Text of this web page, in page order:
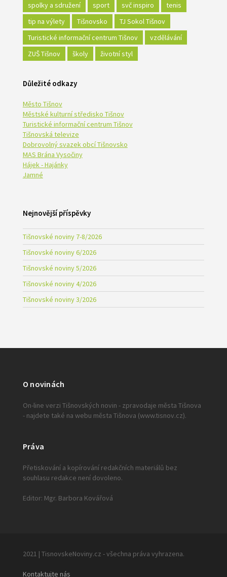
spolky a sdružení
sport svč inspiro
tenis
tip na výlety
Tišnovsko
TJ Sokol Tišnov
Turistické informační centrum Tišnov
vzdělávání
ZUŠ Tišnov
školy životní styl
Důležité odkazy
Město Tišnov
Městské kulturní středisko Tišnov
Turistické informační centrum Tišnov
Tišnovská televize
Dobrovolný svazek obcí Tišnovsko
MAS Brána Vysočiny
Hájek - Hajánky
Jamné
Nejnovější příspěvky
Tišnovské noviny 7-8/2026
Tišnovské noviny 6/2026
Tišnovské noviny 5/2026
Tišnovské noviny 4/2026
Tišnovské noviny 3/2026
O novinách
On-line verzi Tišnovských novin - zpravodaje města Tišnova
- najdete také na webu města Tišnova (www.tisnov.cz).
Práva
Přetiskování a kopírování redakčních materiálů bez
souhlasu redakce není dovoleno.
Editor: Mgr. Barbora Kovářová
2021 | TisnovskeNoviny.cz - všechna práva vyhrazena.
Kontaktujte nás